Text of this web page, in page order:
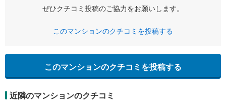
ぜひクチコミ投稿のご協力をお願いします。
このマンションのクチコミを投稿する
このマンションのクチコミを投稿する
近隣のマンションのクチコミ